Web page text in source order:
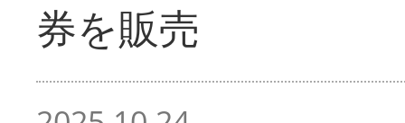
券を販売